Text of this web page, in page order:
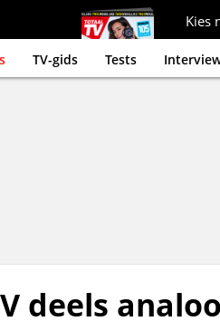
Kies
TV-gids Tests
deels